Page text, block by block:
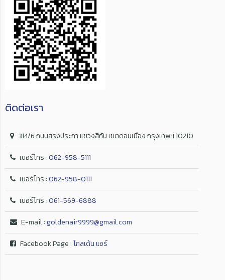
ติดต่อเรา
314/6 ถนนสรงประภา แขวงสีกัน เขตดอนเมือง กรุงเทพฯ 10210
เบอร์โทร :062-958-5111
เบอร์โทร :062-958-0111
เบอร์โทร :061-569-6888
E-mail :goldenair9999@gmail.com
Facebook Page :โกลเด้น แอร์